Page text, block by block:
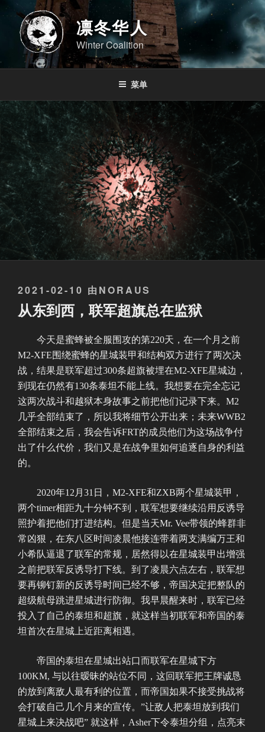
跳
凛冬华人
Winter Coalition
菜单
发
布
于
2021-02-10 由 NORAUS
从东到西，联军超旗总在监狱
今天是蜜蜂被全服围攻的第220天，在一个月之前
M2-XFE围绕蜜蜂的星城装甲和结构双方进行了两次决
战，结果是联军超过300条超旗被埋在M2-XFE星城边，
到现在仍然有130条泰坦不能上线。我想要在完全忘记
这两次战斗和越狱本身故事之前把他们记录下来。M2
几乎全部结束了，所以我将细节公开出来；未来WWB2
全部结束之后，我会告诉FRT的成员他们为这场战争付
出了什么代价，我们又是在战争里如何追逐自身的利益
的。
2020年12月31日，M2-XFE和ZXB两个星城装甲，
两个timer相距九十分钟不到，联军想要继续沿用反诱导
照护着把他们打进结构。但是当天Mr. Vee带领的蜂群非
常凶狠，在东八区时间凌晨他接连带着两支满编万王和
小希队逼退了联军的常规，居然得以在星城装甲出增强
之前把联军反诱导打下线。到了凌晨六点左右，联军想
要再铆钉新的反诱导时间已经不够，帝国决定把整队的
超级航母跳进星城进行防御。我早晨醒来时，联军已经
投入了自己的泰坦和超旗，就这样当初联军和帝国的泰
坦首次在星城上近距离相遇。
帝国的泰坦在星城出站口而联军在星城下方
100KM, 与以往暧昧的站位不同，这回联军把王牌诚恳
的放到离敌人最有利的位置，而帝国如果不接受挑战将
会打破自己几个月来的宣传。”让敌人把泰坦放到我们
星城上来决战吧” 就这样，Asher下令泰坦分组，点亮末